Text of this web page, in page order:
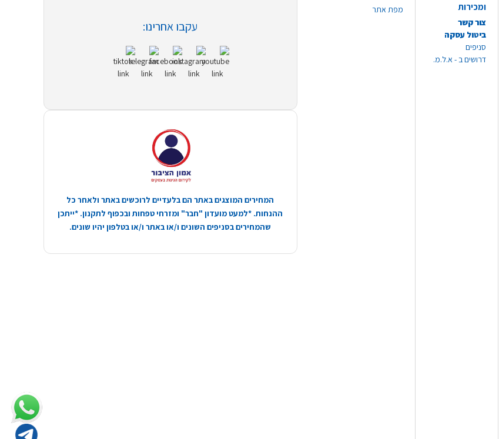
ומכירות
צור קשר
ביטול עסקה
סניפים
דרושים ב - א.ל.מ.
מפת אתר
עקבו אחרינו:
המחירים המוצגים באתר הם בלעדיים לרוכשים באתר ולאחר כל
ההנחות. *למעט מועדון "חבר" ומזרחי טפחות ובכפוף לתקנון. *ייתכן
שהמחירים בסניפים השונים ו/או באתר ו/או בטלפון יהיו שונים.